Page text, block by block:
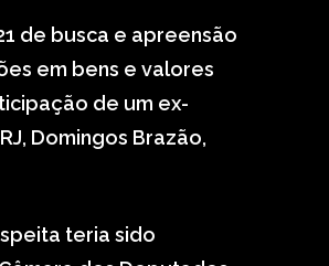
de busca e apreensão
em bens e valores
de um ex-
Domingos Brazão,
teria sido